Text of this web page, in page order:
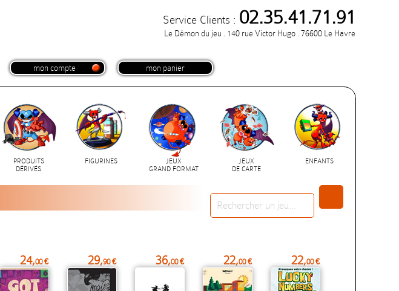
Service Clients : 02.35.41.71.91
Le Démon du jeu . 140 rue Victor Hugo . 76600 Le Havre
mon compte mon panier
PRODUITS
DÉRIVÉS
FIGURINES
JEUX
GRAND FORMAT
JEUX
DE CARTE
ENFANTS
24,00 € 29,90 € 36,00 € 22,00 € 22,00 €